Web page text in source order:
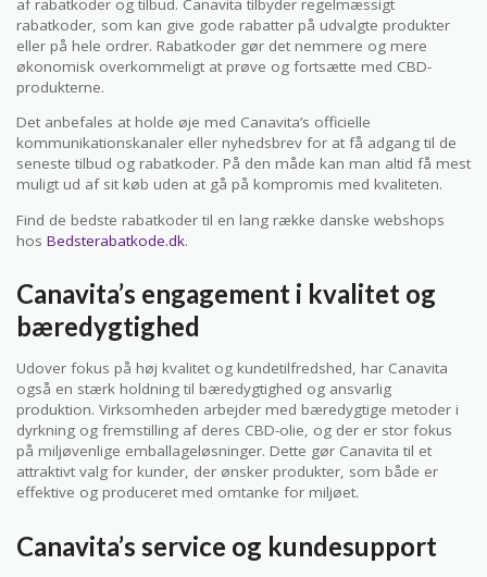
af rabatkoder og tilbud. Canavita tilbyder regelmæssigt
rabatkoder, som kan give gode rabatter på udvalgte produkter
eller på hele ordrer. Rabatkoder gør det nemmere og mere
økonomisk overkommeligt at prøve og fortsætte med CBD-
produkterne.
Det anbefales at holde øje med Canavita’s officielle
kommunikationskanaler eller nyhedsbrev for at få adgang til de
seneste tilbud og rabatkoder. På den måde kan man altid få mest
muligt ud af sit køb uden at gå på kompromis med kvaliteten.
Find de bedste rabatkoder til en lang række danske webshops
hos Bedsterabatkode.dk.
Canavita’s engagement i kvalitet og
bæredygtighed
Udover fokus på høj kvalitet og kundetilfredshed, har Canavita
også en stærk holdning til bæredygtighed og ansvarlig
produktion. Virksomheden arbejder med bæredygtige metoder i
dyrkning og fremstilling af deres CBD-olie, og der er stor fokus
på miljøvenlige emballageløsninger. Dette gør Canavita til et
attraktivt valg for kunder, der ønsker produkter, som både er
effektive og produceret med omtanke for miljøet.
Canavita’s service og kundesupport